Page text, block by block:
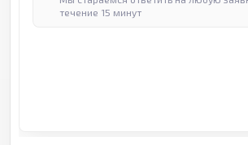
течение 15 минут